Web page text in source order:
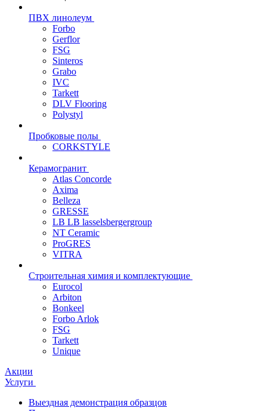
ПВХ линолеум
Forbo
Gerflor
FSG
Sinteros
Grabo
IVC
Tarkett
DLV Flooring
Polystyl
Пробковые полы
CORKSTYLE
Керамогранит
Atlas Concorde
Axima
Belleza
GRESSE
LB LB lasselsbergergroup
NT Ceramic
ProGRES
VITRA
Строительная химия и комплектующие
Eurocol
Arbiton
Bonkeel
Forbo Arlok
FSG
Tarkett
Unique
Акции
Услуги
Выездная демонстрация образцов